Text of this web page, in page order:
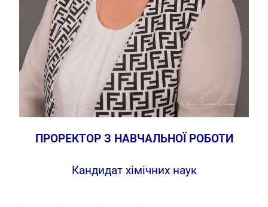
ПРОРЕКТОР З НАВЧАЛЬНОЇ РОБОТИ
Кандидат хімічних наук